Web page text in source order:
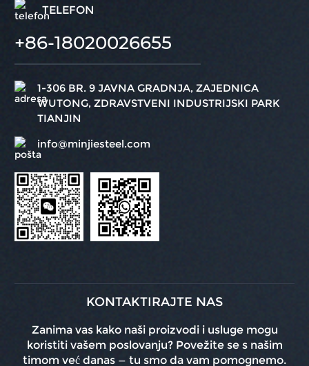
TELEFON
+86-18020026655
1-306 BR. 9 JAVNA GRADNJA, ZAJEDNICA
WUTONG, ZDRAVSTVENI INDUSTRIJSKI PARK
TIANJIN
info@minjiesteel.com
KONTAKTIRAJTE NAS
Zanima vas kako naši proizvodi i usluge mogu
koristiti vašem poslovanju? Povežite se s našim
timom već danas — tu smo da vam pomognemo.